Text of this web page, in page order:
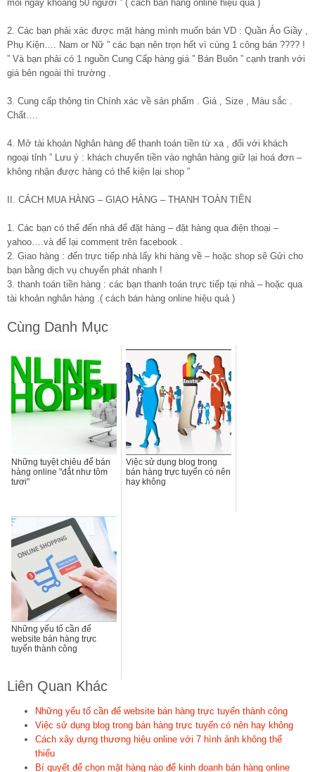
mỗi ngày khoảng 50 người ” ( cách bán hàng online hiệu quả )
2. Các bạn phải xác được mặt hàng mình muốn bán VD : Quần Áo Giầy ,
Phụ Kiện…. Nam or Nữ ” các bạn nên trọn hết vì cùng 1 công bán ???? !
” Và bạn phải có 1 nguồn Cung Cấp hàng giá ” Bán Buôn ” cạnh tranh với
giá bên ngoài thì trường .
3. Cung cấp thông tin Chính xác về sản phẩm . Giá , Size , Màu sắc .
Chất….
4. Mở tài khoản Nghân hàng để thanh toán tiền từ xa , đối với khách
ngoại tỉnh ” Lưu ý : khách chuyển tiền vào nghân hàng giữ lại hoá đơn –
không nhận được hàng có thể kiện lại shop ”
II. CÁCH MUA HÀNG – GIAO HÀNG – THANH TOÀN TIỀN
1. Các bạn có thể đến nhà để đặt hàng – đặt hàng qua điện thoại –
yahoo….và để lại comment trên facebook .
2. Giao hàng : đến trực tiếp nhà lấy khi hàng về – hoặc shop sẽ Gửi cho
bạn bằng dịch vụ chuyển phát nhanh !
3. thanh toán tiền hàng : các bạn thanh toán trực tiếp tại nhà – hoặc qua
tài khoản nghân hàng .( cách bán hàng online hiệu quả )
Cùng Danh Mục
Những tuyệt chiêu để bán
hàng online "đắt như tôm
tươi"
Việc sử dụng blog trong
bán hàng trực tuyến có nên
hay không
Những yếu tố cần để
website bán hàng trực
tuyến thành công
Liên Quan Khác
Những yếu tố cần để website bán hàng trực tuyến thành công
Việc sử dụng blog trong bán hàng trực tuyến có nên hay không
Cách xây dựng thương hiệu online với 7 hình ảnh không thể
thiếu
Bí quyết để chọn mặt hàng nào để kinh doanh bán hàng online